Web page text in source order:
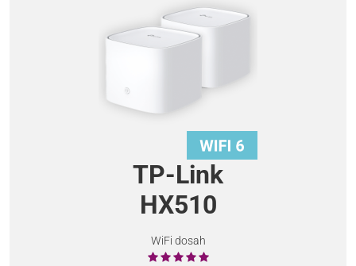
TP-Link
HX510
WiFi dosah